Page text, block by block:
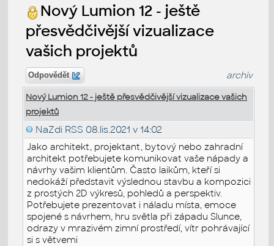
Nový Lumion 12 - ještě
přesvědčivější vizualizace
vašich projektů
Odpovědět archiv
Nový Lumion 12 - ještě přesvědčivější vizualizace vašich
projektů
NaZdi RSS 08.lis.2021 v 14:02
Jako architekt, projektant, bytový nebo zahradní
architekt potřebujete komunikovat vaše nápady a
návrhy vašim klientům. Často laikům, kteří si
nedokáží představit výslednou stavbu a kompozici
z prostých 2D výkresů, pohledů a perspektiv.
Potřebujete prezentovat i náladu místa, emoce
spojené s návrhem, hru světla při západu Slunce,
odrazy v mrazivém zimní prostředí, vítr pohrávající
si s větvemi